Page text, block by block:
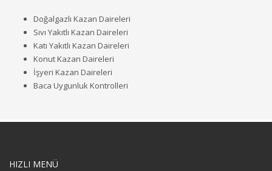
Doğalgazlı Kazan Daireleri
Sıvı Yakıtlı Kazan Daireleri
Katı Yakıtlı Kazan Daireleri
Konut Kazan Daireleri
İşyeri Kazan Daireleri
Baca Uygunluk Kontrolleri
HIZLI MENÜ